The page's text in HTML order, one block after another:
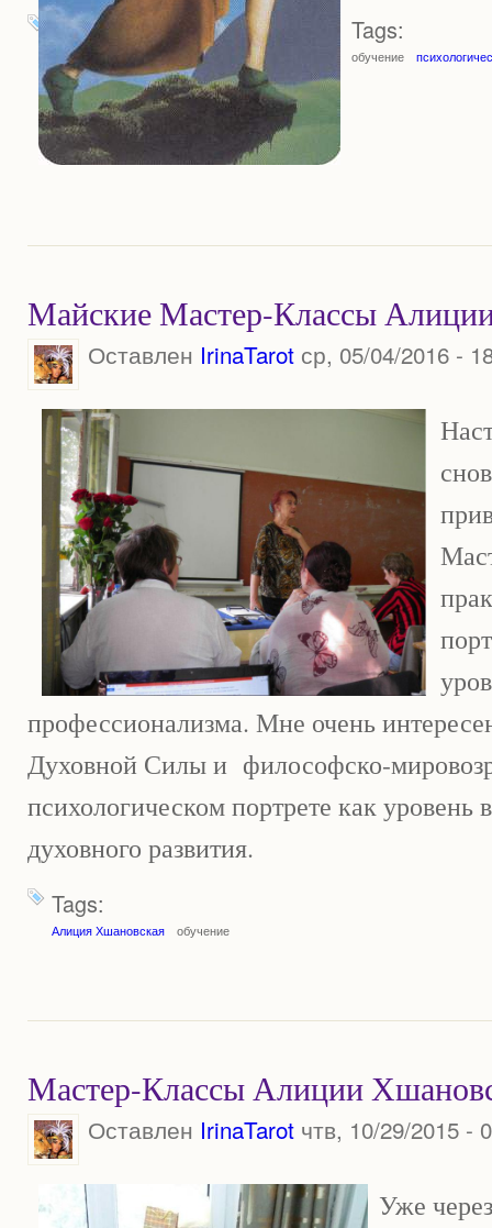
Tags:
обучение
Майские Мастер-Классы
Оставлен IrinaTarotср, 05/04/2016 -
профессионализма. Мне очень
Духовной Силы и философско-
психологическом портрете как уровень
духовного развития.
Tags:
Алиция Хшановская обучение
Мастер-Классы Алиции
Оставлен IrinaTarotчтв, 10/29/2015 -
Уже